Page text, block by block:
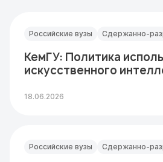
Российские вузы Сдержанно-
КемГУ: Политика
искусственного
18.06.2026
Российские вузы Сдержанно-